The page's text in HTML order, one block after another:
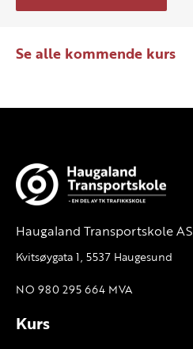
Se alle kommende kurs
Haugaland Transportskole AS
Kvitsøygata 1, 5537 Haugesund
NO 980 295 664 MVA
Kurs